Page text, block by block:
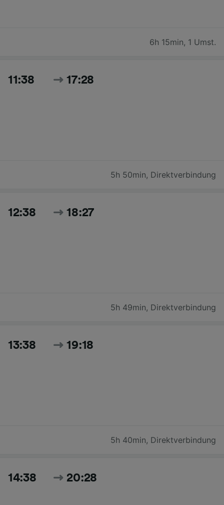
6h 15min, 1 Umst.
11:38 17:28
5h 50min, Direktverbindung
12:38 18:27
5h 49min, Direktverbindung
13:38 19:18
5h 40min, Direktverbindung
14:38 20:28